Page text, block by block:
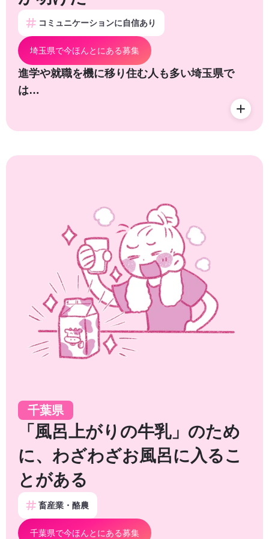
コミュニケーションに自信あり
埼玉県で今ほんとにある募集
進学や就職を機に移り住む人も多い埼玉県で
は…
千葉県
「風呂上がりの牛乳」のため
に、わざわざお風呂に入るこ
とがある
畜産業・酪農
千葉県で今ほんとにある募集